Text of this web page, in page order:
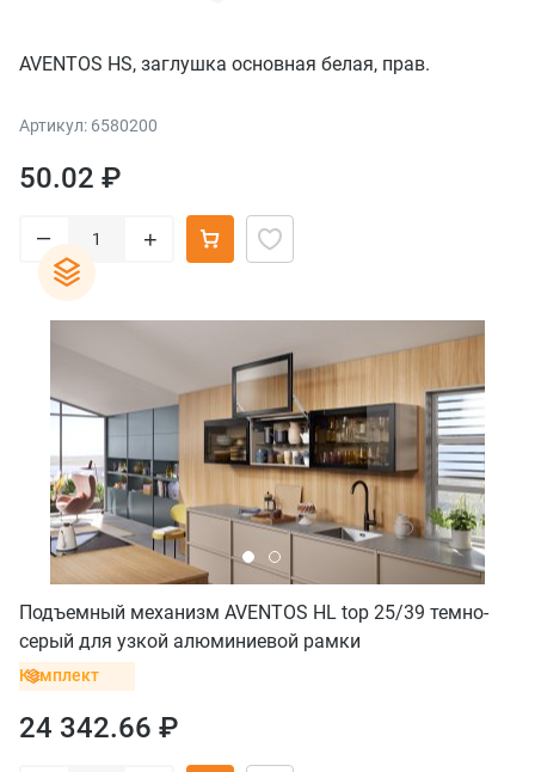
AVENTOS HS, заглушка основная белая, прав.
Артикул: 6580200
50.02 ₽
– +
Подъемный механизм AVENTOS HL top 25/39 темно-
серый для узкой алюминиевой рамки
Комплект
24 342.66 ₽